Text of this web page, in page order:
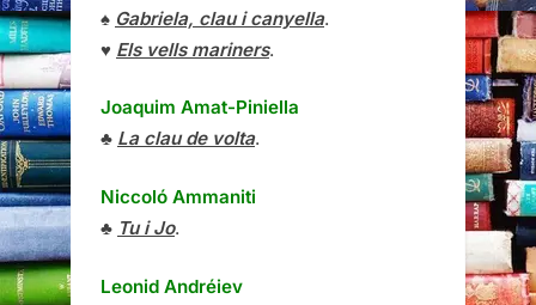
♠ Gabriela, clau i canyella.
♥ Els vells mariners.
Joaquim Amat-Piniella
♣ La clau de volta.
Niccoló Ammaniti
♣ Tu i Jo.
Leonid Andréiev